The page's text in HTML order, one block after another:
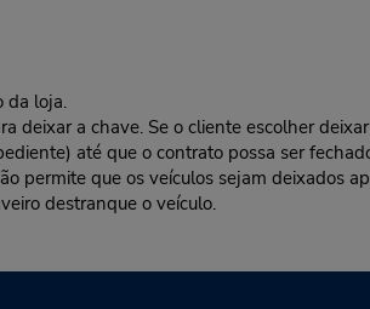
da loja.
deixar a chave. Se o cliente escolher
até que o contrato possa ser
permite que os veículos sejam deixados
destranque o veículo.